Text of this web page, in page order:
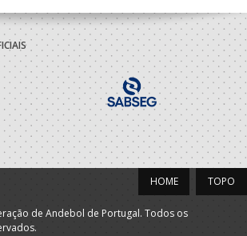
Clube
TOPO
HOME
de Andebol de Portugal. Todos os